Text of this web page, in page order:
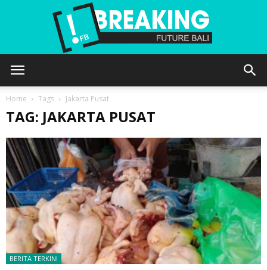
Home Tags Jakarta Pusat
TAG: JAKARTA PUSAT
BERITA TERKINI